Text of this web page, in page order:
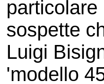
sospette
Luigi
'modello